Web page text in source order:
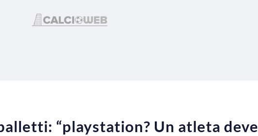
“playstation? Un atleta deve